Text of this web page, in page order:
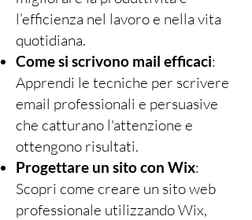
l’efficienza nel lavoro e nella vita
quotidiana.
Come si scrivono mail efficaci:
Apprendi le tecniche per scrivere
email professionali e persuasive
che catturano l'attenzione e
ottengono risultati.
Progettare un sito con Wix:
Scopri come creare un sito web
professionale utilizzando Wix,